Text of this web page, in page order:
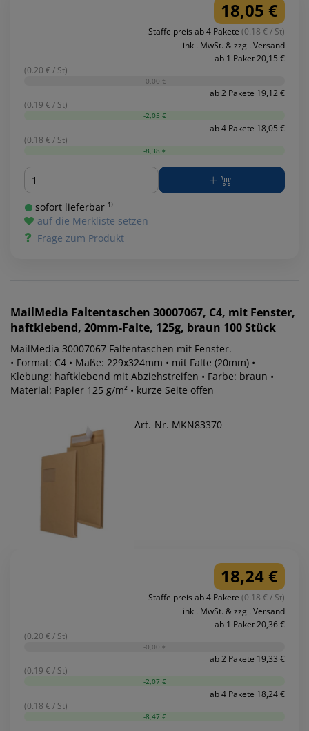
18,05 €
Staffelpreis ab 4 Pakete (0.18 € / St)
inkl. MwSt. & zzgl. Versand
ab 1 Paket 20,15 €
(0.20 € / St)
-0,00 €
ab 2 Pakete 19,12 €
(0.19 € / St)
-2,05 €
ab 4 Pakete 18,05 €
(0.18 € / St)
-8,38 €
Menge
sofort lieferbar ¹⁾
auf die Merkliste setzen
Frage zum Produkt
MailMedia Faltentaschen 30007067, C4, mit Fenster,
haftklebend, 20mm-Falte, 125g, braun 100 Stück
MailMedia 30007067 Faltentaschen mit Fenster.
• Format: C4 • Maße: 229x324mm • mit Falte (20mm) •
Klebung: haftklebend mit Abziehstreifen • Farbe: braun •
Material: Papier 125 g/m² • kurze Seite offen
Art.-Nr. MKN83370
18,24 €
Staffelpreis ab 4 Pakete (0.18 € / St)
inkl. MwSt. & zzgl. Versand
ab 1 Paket 20,36 €
(0.20 € / St)
-0,00 €
ab 2 Pakete 19,33 €
(0.19 € / St)
-2,07 €
ab 4 Pakete 18,24 €
(0.18 € / St)
-8,47 €